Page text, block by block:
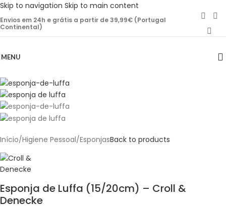
Skip to navigation Skip to main content
Envios em 24h e grátis a partir de 39,99€ (Portugal
Continental)
MENU
Início/Higiene Pessoal/EsponjasBack to products
Esponja de Luffa (15/20cm) – Croll &
Denecke